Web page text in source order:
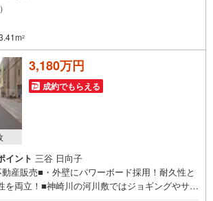
2
3,180万円
成約でもらえる
イント 三谷 日向子
産販売■・外壁にパワーボード採用！耐久性と
を両立！■神崎川の河川敷ではジョギングやサイ